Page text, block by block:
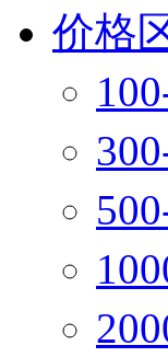
价格